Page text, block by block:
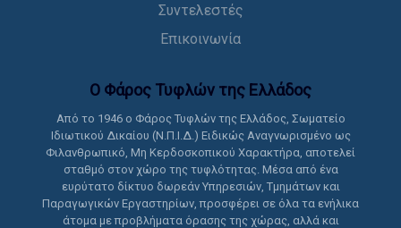
Συντελεστές
Επικοινωνία
Ο Φάρος Τυφλών της Ελλάδoς
Από το 1946 ο Φάρος Τυφλών της Ελλάδος, Σωματείο
Ιδιωτικού Δικαίου (Ν.Π.Ι.Δ.) Ειδικώς Αναγνωρισμένο ως
Φιλανθρωπικό, Μη Κερδοσκοπικού Χαρακτήρα, αποτελεί
σταθμό στον χώρο της τυφλότητας. Μέσα από ένα
ευρύτατο δίκτυο δωρεάν Υπηρεσιών, Τμημάτων και
Παραγωγικών Εργαστηρίων, προσφέρει σε όλα τα ενήλικα
άτομα με προβλήματα όρασης της χώρας, αλλά και